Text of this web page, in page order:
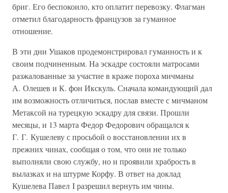
бриг. Его беспокоило, кто оплатит перевозку. Флагман
отметил благодарность французов за гуманное
отношение.
В эти дни Ушаков продемонстрировал гуманность и к
своим подчиненным. На эскадре состояли матросами
разжалованные за участие в краже пороха мичманы
А. Олешев и К. фон Икскуль. Сначала командующий дал
им возможность отличиться, послав вместе с мичманом
Метаксой на турецкую эскадру для связи. Прошли
месяцы, и 13 марта Федор Федорович обращался к
Г. Г. Кушелеву с просьбой о восстановлении их в
прежних чинах, сообщая о том, что они не только
выполняли свою службу, но и проявили храбрость в
вылазках и на штурме Корфу. В ответ на доклад
Кушелева Павел I разрешил вернуть им чины.